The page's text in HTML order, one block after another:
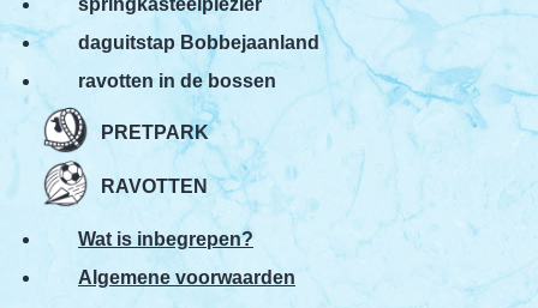
springkasteelplezier
daguitstap Bobbejaanland
ravotten in de bossen
PRETPARK
RAVOTTEN
Wat is inbegrepen?
Algemene voorwaarden